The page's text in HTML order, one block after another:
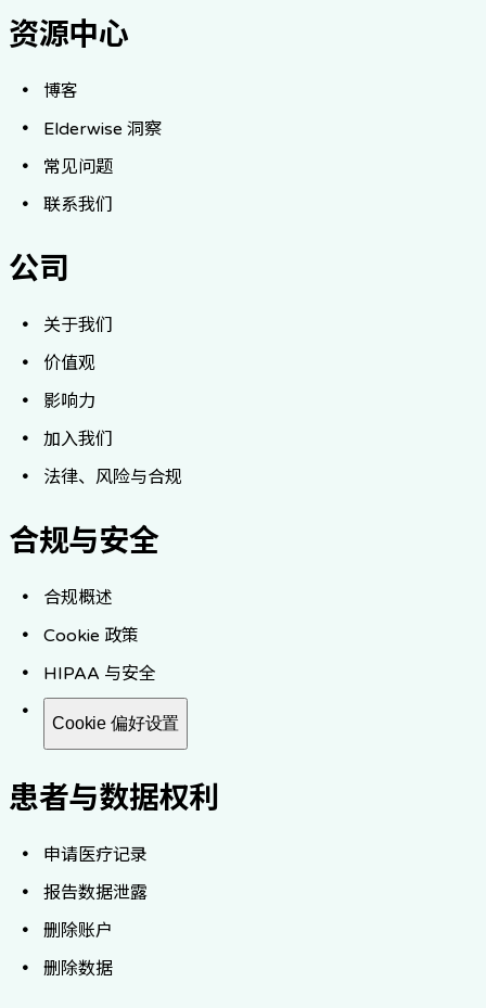
资源中心
博客
Elderwise 洞察
常见问题
联系我们
公司
关于我们
价值观
影响力
加入我们
法律、风险与合规
合规与安全
合规概述
Cookie 政策
HIPAA 与安全
Cookie 偏好设置
患者与数据权利
申请医疗记录
报告数据泄露
删除账户
删除数据